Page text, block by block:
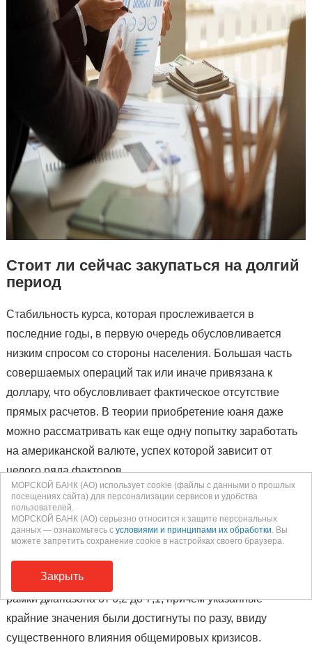
Стоит ли сейчас закупаться на долгий
период
Стабильность курса, которая прослеживается в
последние годы, в первую очередь обусловливается
низким спросом со стороны населения. Большая часть
совершаемых операций так или иначе привязана к
доллару, что обусловливает фактическое отсутствие
прямых расчетов. В теории приобретение юаня даже
можно рассматривать как еще одну попытку заработать
на американской валюте, успех которой зависит от
целого ряда факторов.
Если учесть, что российский рубль только за последние
без малого десять лет обесценивался уже трижды —
жэньминьби смотрится буквально образцом
стабильности. Соотношение денежной единицы КНР по
отношению к доллару на этом же этапе не выходит за
рамки диапазона от 6,2 до 7,1, причем указанные
крайние значения были достигнуты по разу, ввиду
существенного влияния общемировых кризисов.
МОРСКОЙ БАНК (АО) использует cookie (файлы с данными о прошлых
посещениях сайта) для персонализации сервисов и удобства
пользователей.
МОРСКОЙ БАНК (АО) серьезно относится к защите персональных
данных — ознакомьтесь с условиями и принципами их обработки. Вы
можете запретить сохранение cookie в настройках своего браузера.
Закрыть